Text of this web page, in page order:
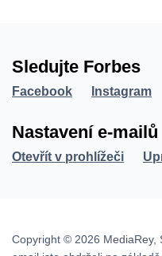
Sledujte Forbes
Facebook Instagram
Nastavení e-mailů
Otevřít v prohlížeči
Copyright © 2026 MediaRey,